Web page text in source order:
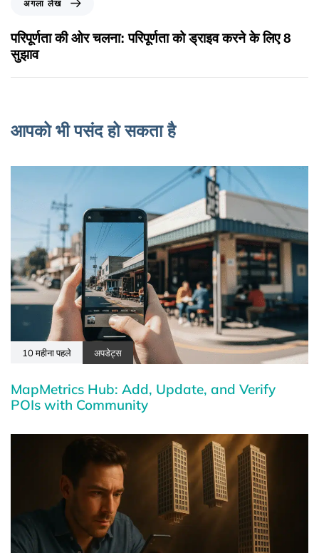
अगला लेख
परिपूर्णता की ओर चलना: परिपूर्णता को ड्राइव करने के लिए 8
सुझाव
आपको भी पसंद हो सकता है
10 महीना पहले अपडेट्स
MapMetrics Hub: Add, Update, and Verify
POIs with Community